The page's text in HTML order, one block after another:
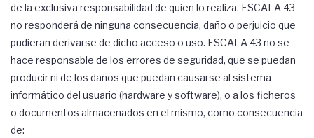
de la exclusiva responsabilidad de quien lo realiza. ESCALA 43
no responderá de ninguna consecuencia, daño o perjuicio que
pudieran derivarse de dicho acceso o uso. ESCALA 43 no se
hace responsable de los errores de seguridad, que se puedan
producir ni de los daños que puedan causarse al sistema
informático del usuario (hardware y software), o a los ficheros
o documentos almacenados en el mismo, como consecuencia
de: